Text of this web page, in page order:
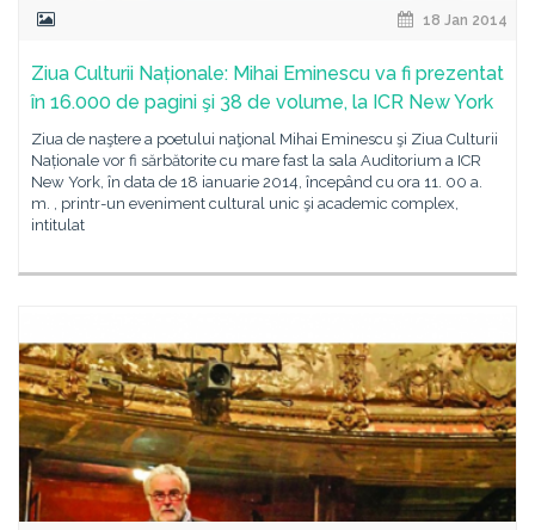
18 Jan 2014
Ziua Culturii Naționale: Mihai Eminescu va fi prezentat
în 16.000 de pagini şi 38 de volume, la ICR New York
Ziua de naştere a poetului naţional Mihai Eminescu şi Ziua Culturii
Naționale vor fi sărbătorite cu mare fast la sala Auditorium a ICR
New York, în data de 18 ianuarie 2014, începând cu ora 11. 00 a.
m. , printr-un eveniment cultural unic şi academic complex,
intitulat